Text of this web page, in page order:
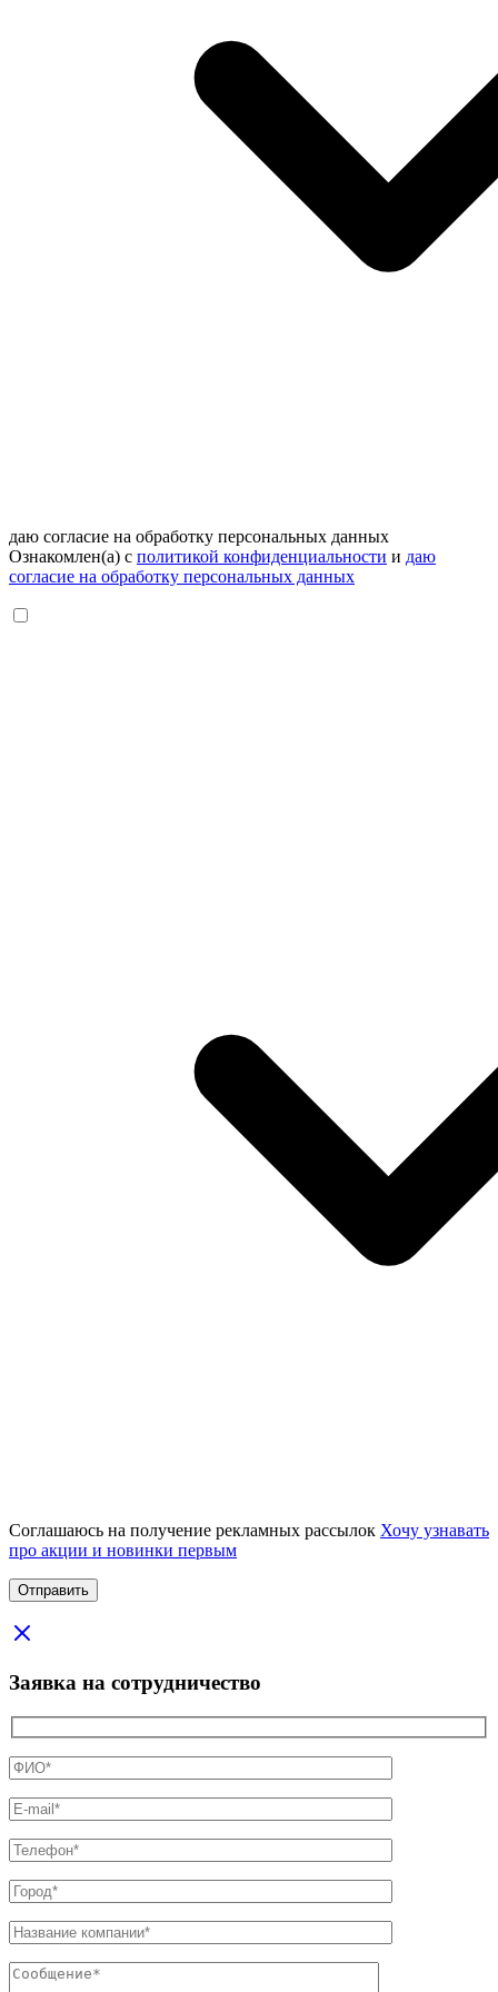
даю согласие на обработку персональных данных
Ознакомлен(а) с политикой конфиденциальности и даю
согласие на обработку персональных данных
Соглашаюсь на получение рекламных рассылок Хочу узнавать
про акции и новинки первым
Заявка на сотрудничество